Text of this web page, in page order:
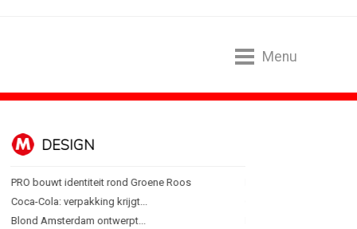
Menu
DESIGN
PRO bouwt identiteit rond Groene Roos
Coca-Cola: verpakking krijgt...
Blond Amsterdam ontwerpt...